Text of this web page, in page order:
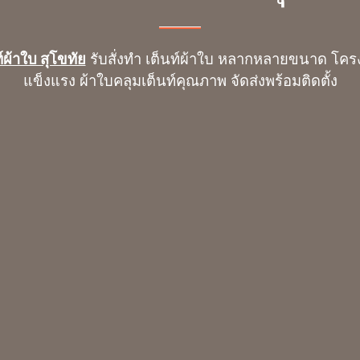
าใบ สุโขทัย รับสั่งทำ เต็นท์ผ้าใบ หลากหลายขนาด โค
แข็งแรง ผ้าใบคลุมเต็นท์คุณภาพ จัดส่งพร้อมติดตั้ง